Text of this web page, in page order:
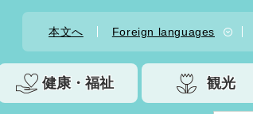
本文へ Foreign languages
健康・福祉 観光